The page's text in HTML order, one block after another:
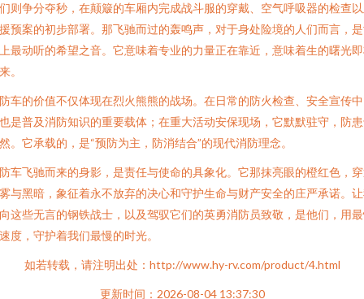
则争分夺秒，在颠簸的车厢内完成战斗服的穿戴、空气呼吸器的检查
预案的初步部署。那飞驰而过的轰鸣声，对于身处险境的人们而言，
最动听的希望之音。它意味着专业的力量正在靠近，意味着生的曙光
。
车的价值不仅体现在烈火熊熊的战场。在日常的防火检查、安全宣传
是普及消防知识的重要载体；在重大活动安保现场，它默默驻守，防
。它承载的，是“预防为主，防消结合”的现代消防理念。
车飞驰而来的身影，是责任与使命的具象化。它那抹亮眼的橙红色，
与黑暗，象征着永不放弃的决心和守护生命与财产安全的庄严承诺。
这些无言的钢铁战士，以及驾驭它们的英勇消防员致敬，是他们，用
度，守护着我们最慢的时光。
如若转载，请注明出处：http://www.hy-rv.com/product/4.html
更新时间：2026-08-04 13:37:30